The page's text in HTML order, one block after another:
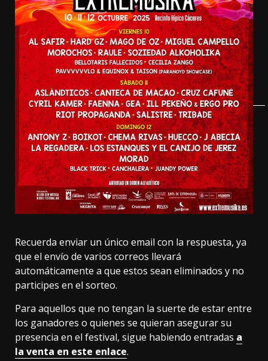
Recuerda enviar un único email con la respuesta, ya
que el envío de varios correos llevará
automáticamente a que estos sean eliminados y no
participes en el sorteo.
Para aquellos que no tengan la suerte de estar entre
los ganadores o quienes se quieran asegurar su
presencia en el festival, sigue habiendo entradas a
la venta en este enlace.